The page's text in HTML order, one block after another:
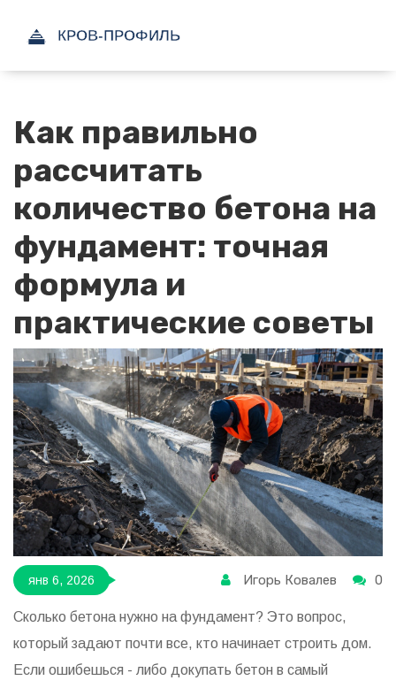
Как правильно
рассчитать
количество бетона на
фундамент: точная
формула и
практические советы
янв 6, 2026 Игорь Ковалев 0
Сколько бетона нужно на фундамент? Это вопрос,
который задают почти все, кто начинает строить дом.
Если ошибешься - либо докупать бетон в самый